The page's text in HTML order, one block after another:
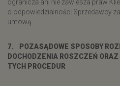
ogranicza ani nie zawiesza praw
o odpowiedzialności Sprzedawcy
umową.
7. POZASĄDOWE SPOSOBY
DOCHODZENIA ROSZCZEŃ
TYCH PROCEDUR